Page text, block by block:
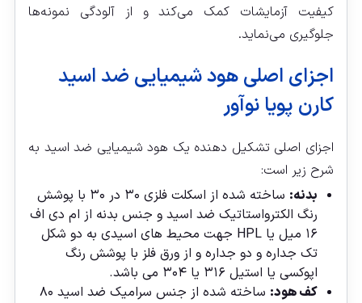
کیفیت آزمایشات کمک می‌کند و از آلودگی نمونه‌ها
جلوگیری می‌نماید.
اجزای اصلی هود شیمیایی ضد اسید
کارن پویا نوآور
اجزای اصلی تشکیل دهنده یک هود شیمیایی ضد اسید به
شرح زیر است:
بدنه:
ساخته شده از اسکلت فلزی ۳۰ در ۳۰ با پوشش
رنگ الکترواستاتیک ضد اسید و جنس بدنه از ام دی اف
۱۶ میل یا HPL جهت محیط های اسیدی به دو شکل
تک جداره و دو جداره و از ورق فلز با پوشش رنگ
اپوکسی یا استیل ۳۱۶ یا ۳۰۴ می باشد.
کف هود:
ساخته شده از جنس سرامیک ضد اسید ۸۰